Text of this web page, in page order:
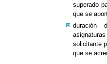
superado
que se
duración
solicitante
que se